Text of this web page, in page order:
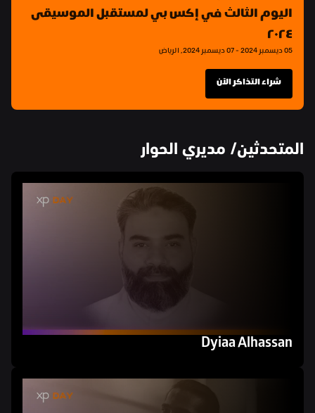
٢٠٢٤
05 ديسمبر 2024 - 07 ديسمبر 2024, الرياض
شراء التذاكر الآن
المتحدثين/ مديري الحوار
Dyiaa Alhassan